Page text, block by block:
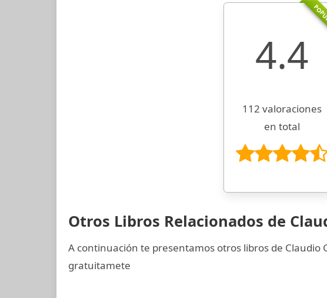
4.4
112 valoraciones
en total
Otros Libros Relacionados de
A continuación te presentamos otros libros de Claudio
gratuitamete